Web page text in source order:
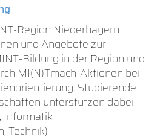
Region Niederbayern
und Angebote zur
Bildung in der Region und
MI(N)Tmach-Aktionen bei
Studierende
unterstützen dabei.
Informatik
Technik)